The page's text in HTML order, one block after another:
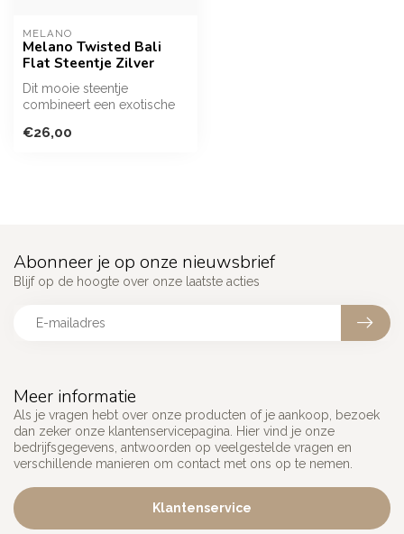
MELANO
Melano Twisted Bali
Flat Steentje Zilver
Dit mooie steentje
combineert een exotische
elegantie.
€26,00
Meer informatie
Als je vragen hebt over onze producten of je aankoop, bezoek
dan zeker onze klantenservicepagina. Hier vind je onze
bedrijfsgegevens, antwoorden op veelgestelde vragen en
verschillende manieren om contact met ons op te nemen.
Klantenservice
Abonneer je op onze nieuwsbrief
Blijf op de hoogte over onze laatste acties